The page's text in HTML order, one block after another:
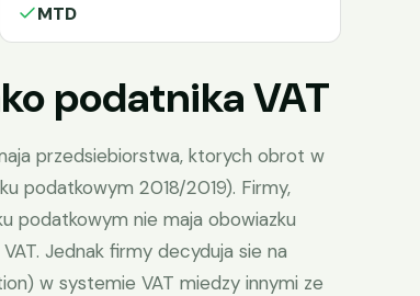
MTD
podatnika VAT
przedsiebiorstwa, ktorych obrot w
podatkowym 2018/2019). Firmy,
podatkowym nie maja obowiazku
Jednak firmy decyduja sie na
w systemie VAT miedzy innymi ze